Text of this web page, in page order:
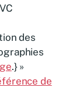
des
.} »
de